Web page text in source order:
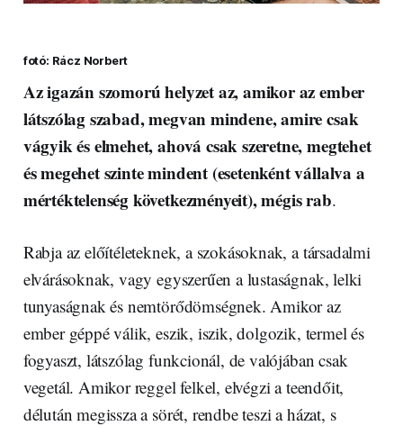
fotó: Rácz Norbert
Az igazán szomorú helyzet az, amikor az ember
látszólag szabad, megvan mindene, amire csak
vágyik és elmehet, ahová csak szeretne, megtehet
és megehet szinte mindent (esetenként vállalva a
mértéktelenség következményeit), mégis rab.
Rabja az előítéleteknek, a szokásoknak, a társadalmi
elvárásoknak, vagy egyszerűen a lustaságnak, lelki
tunyaságnak és nemtörődömségnek. Amikor az
ember géppé válik, eszik, iszik, dolgozik, termel és
fogyaszt, látszólag funkcionál, de valójában csak
vegetál. Amikor reggel felkel, elvégzi a teendőit,
délután megissza a sörét, rendbe teszi a házat, s